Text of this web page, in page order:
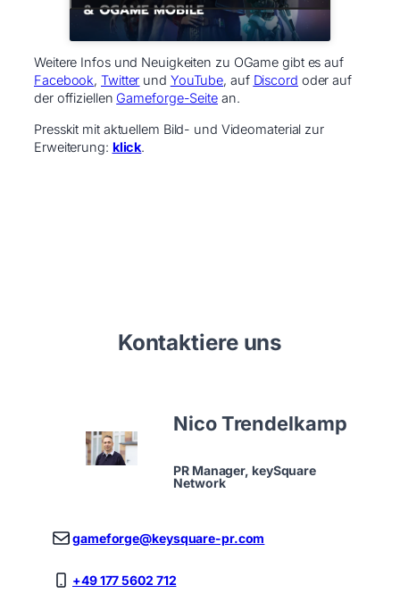
Weitere Infos und Neuigkeiten zu OGame gibt es auf
Facebook,Twitter und YouTube, auf Discord oder auf
der offiziellen Gameforge-Seitean.
Presskit mit aktuellem Bild- und Videomaterial zur
Erweiterung: klick.
Kontaktiere uns
Nico Trendelkamp
PR Manager, keySquare
Network
gameforge@keysquare-pr.com
+49 177 5602 712